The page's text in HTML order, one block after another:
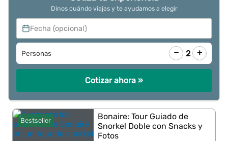
Dinos cuándo viajas y te ayudamos a elegir
Fecha (opcional)
Personas − 2 +
Cotizar ahora »
Bestseller
Bonaire: Tour Guiado de
Snorkel Doble con Snacks y
Fotos